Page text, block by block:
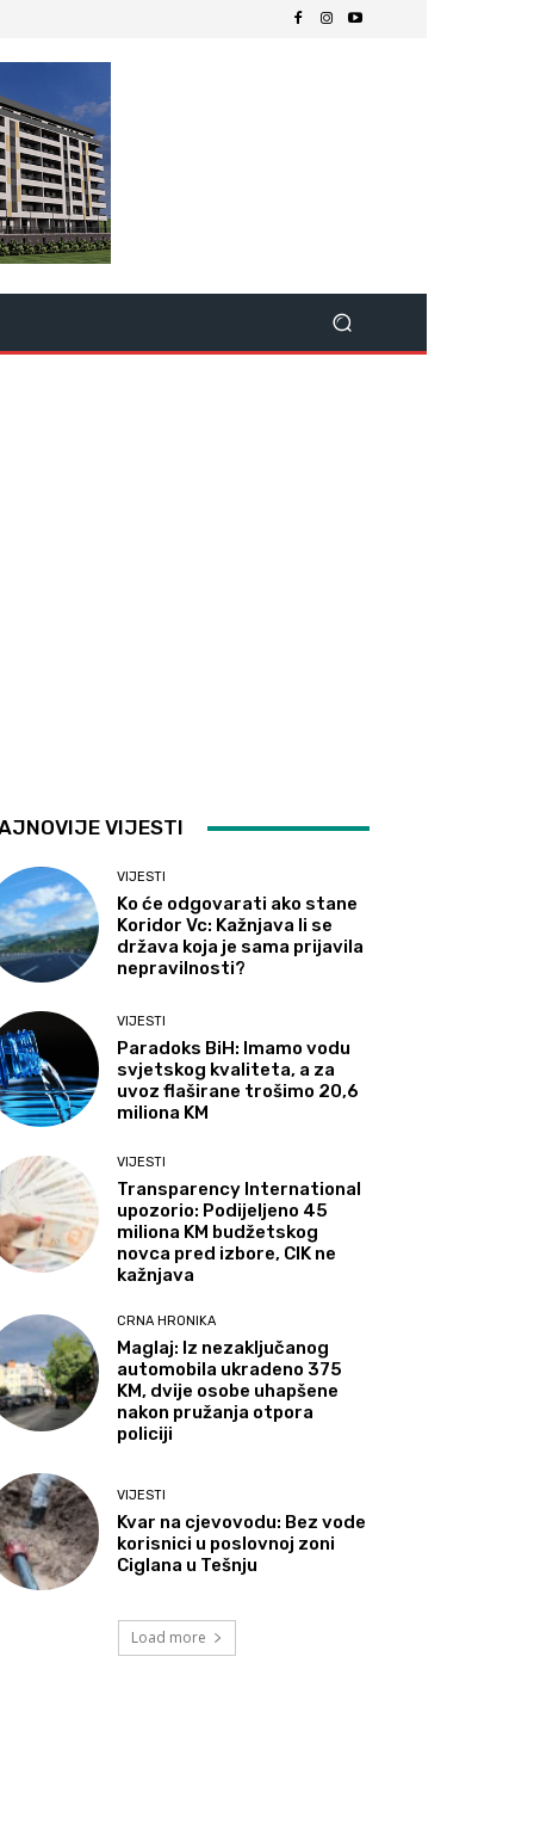
VIJESTI
VIJESTI
Ko će odgovarati ako stane
Koridor Vc: Kažnjava li se
država koja je sama prijavila
nepravilnosti?
VIJESTI
Paradoks BiH: Imamo vodu
svjetskog kvaliteta, a za
uvoz flaširane trošimo 20,6
miliona KM
VIJESTI
Transparency International
upozorio: Podijeljeno 45
miliona KM budžetskog
novca pred izbore, CIK ne
kažnjava
CRNA HRONIKA
Maglaj: Iz nezaključanog
automobila ukradeno 375
KM, dvije osobe uhapšene
nakon pružanja otpora
policiji
VIJESTI
Kvar na cjevovodu: Bez vode
korisnici u poslovnoj zoni
Ciglana u Tešnju
Load more